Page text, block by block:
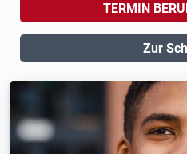
TERMIN
Zur